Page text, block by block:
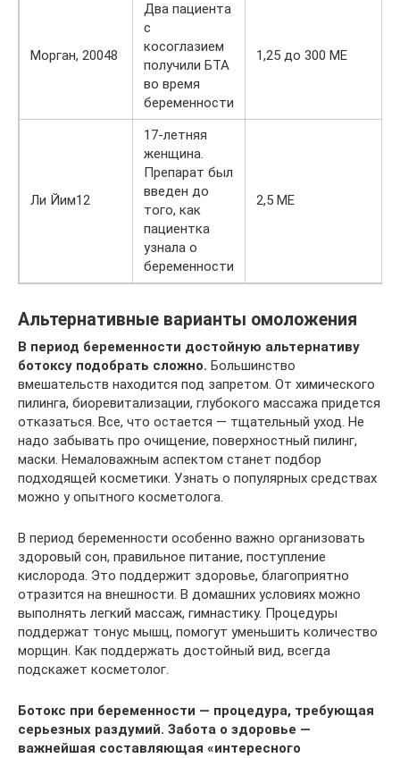
Морган, 20048
Два пациента
с
косоглазием
получили БТА
во время
беременности
1,25 до 300 МЕ
Ли Йим12
17-летняя
женщина.
Препарат был
введен до
того, как
пациентка
узнала о
беременности
2,5 МЕ
Альтернативные варианты омоложения
В период беременности достойную альтернативу
ботоксу подобрать сложно. Большинство
вмешательств находится под запретом. От химического
пилинга, биоревитализации, глубокого массажа придется
отказаться. Все, что остается — тщательный уход. Не
надо забывать про очищение, поверхностный пилинг,
маски. Немаловажным аспектом станет подбор
подходящей косметики. Узнать о популярных средствах
можно у опытного косметолога.
В период беременности особенно важно организовать
здоровый сон, правильное питание, поступление
кислорода. Это поддержит здоровье, благоприятно
отразится на внешности. В домашних условиях можно
выполнять легкий массаж, гимнастику. Процедуры
поддержат тонус мышц, помогут уменьшить количество
морщин. Как поддержать достойный вид, всегда
подскажет косметолог.
Ботокс при беременности — процедура, требующая
серьезных раздумий. Забота о здоровье —
важнейшая составляющая «интересного